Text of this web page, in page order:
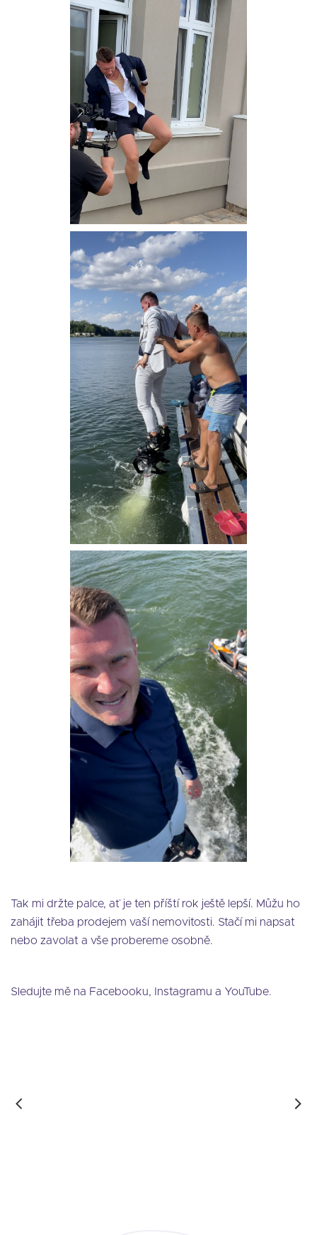
Tak mi držte palce, ať je ten příští rok ještě lepší. Můžu ho
zahájit třeba prodejem vaší nemovitosti. Stačí mi napsat
nebo zavolat a vše probereme osobně.
Sledujte mě na Facebooku, Instagramu a YouTube.